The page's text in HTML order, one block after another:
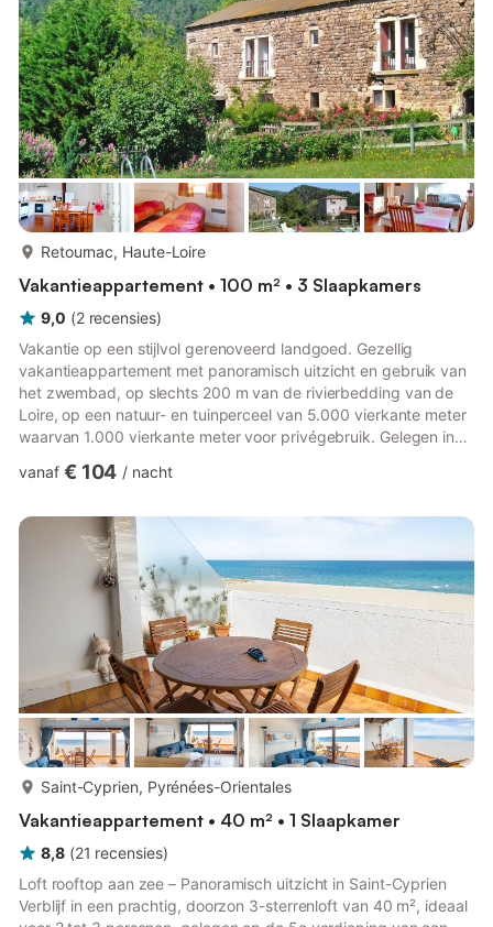
Retournac, Haute-Loire
Vakantieappartement • 100 m² • 3 Slaapkamers
9,0 (2 recensies)
Vakantie op een stijlvol gerenoveerd landgoed. Gezellig
vakantieappartement met panoramisch uitzicht en gebruik van
het zwembad, op slechts 200 m van de rivierbedding van de
Loire, op een natuur- en tuinperceel van 5.000 vierkante meter
waarvan 1.000 vierkante meter voor privégebruik. Gelegen in
ingebed in het prachtige natuurlijke landschap van de
van de Auvergne staat bekend om zijn prachtige wandelpaden
(GR 41, Jakobspfad). Wandel- en fietskaarten zijn ter plaatse...
vanaf € 104 / nacht
Saint-Cyprien, Pyrénées-Orientales
Vakantieappartement • 40 m² • 1 Slaapkamer
8,8 (21 recensies)
Loft rooftop aan zee – Panoramisch uitzicht in Saint-Cyprien
Verblijf in een prachtig, doorzon 3-sterrenloft van 40 m², ideaal